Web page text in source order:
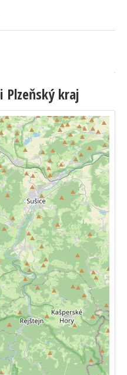
kraj